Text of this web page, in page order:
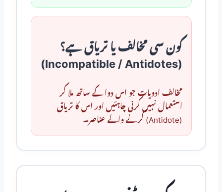
کون سی مخالف یا تریاق ہے؟
(Incompatible / Antidotes)
مخالف ادویات جو اس دوا کے ساتھ ملا کر
استعمال نہیں کرنی چاہئیں اور اس کا تریاق
(Antidote) کرنے والے عناصر۔